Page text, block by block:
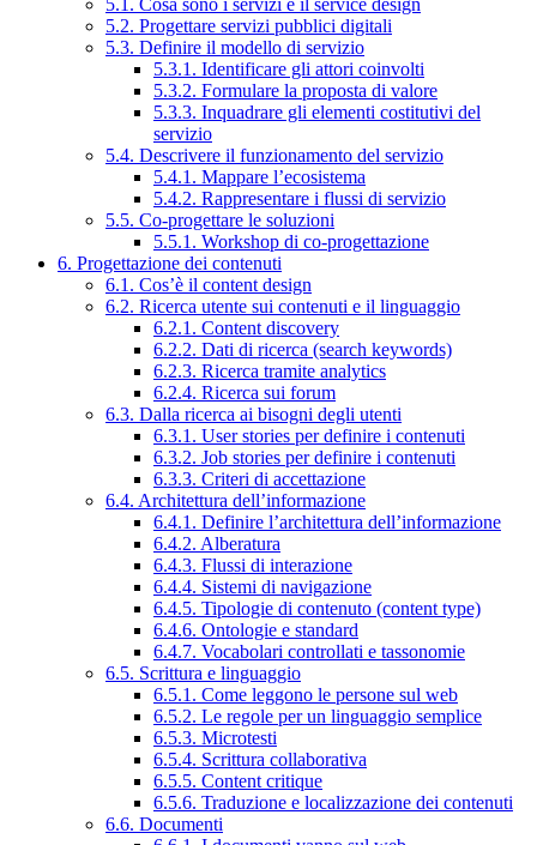
5.1. Cosa sono i servizi e il service design
5.2. Progettare servizi pubblici digitali
5.3. Definire il modello di servizio
5.3.1. Identificare gli attori coinvolti
5.3.2. Formulare la proposta di valore
5.3.3. Inquadrare gli elementi costitutivi del
servizio
5.4. Descrivere il funzionamento del servizio
5.4.1. Mappare l’ecosistema
5.4.2. Rappresentare i flussi di servizio
5.5. Co-progettare le soluzioni
5.5.1. Workshop di co-progettazione
6. Progettazione dei contenuti
6.1. Cos’è il content design
6.2. Ricerca utente sui contenuti e il linguaggio
6.2.1. Content discovery
6.2.2. Dati di ricerca (search keywords)
6.2.3. Ricerca tramite analytics
6.2.4. Ricerca sui forum
6.3. Dalla ricerca ai bisogni degli utenti
6.3.1. User stories per definire i contenuti
6.3.2. Job stories per definire i contenuti
6.3.3. Criteri di accettazione
6.4. Architettura dell’informazione
6.4.1. Definire l’architettura dell’informazione
6.4.2. Alberatura
6.4.3. Flussi di interazione
6.4.4. Sistemi di navigazione
6.4.5. Tipologie di contenuto (content type)
6.4.6. Ontologie e standard
6.4.7. Vocabolari controllati e tassonomie
6.5. Scrittura e linguaggio
6.5.1. Come leggono le persone sul web
6.5.2. Le regole per un linguaggio semplice
6.5.3. Microtesti
6.5.4. Scrittura collaborativa
6.5.5. Content critique
6.5.6. Traduzione e localizzazione dei contenuti
6.6. Documenti